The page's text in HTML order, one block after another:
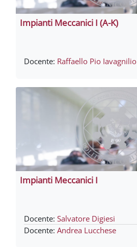
Impianti Meccanici I (A-K)
Docente: Raffaello Pio Iavagnilio
Impianti Meccanici I
Docente: Salvatore Digiesi
Docente: Andrea Lucchese